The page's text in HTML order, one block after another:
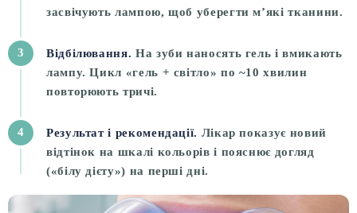
засвічують лампою, щоб уберегти м’які тканини.
3 Відбілювання. На зуби наносять гель і вмикають
лампу. Цикл «гель + світло» по ~10 хвилин
повторюють тричі.
4 Результат і рекомендації. Лікар показує новий
відтінок на шкалі кольорів і пояснює догляд
(«білу дієту») на перші дні.